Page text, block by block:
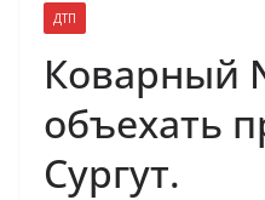
ДТП
Коварный
объехать
Сургут.